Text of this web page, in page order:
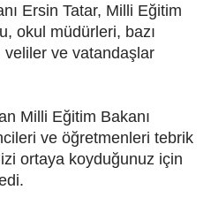
Ersin Tatar, Milli Eğitim
okul müdürleri, bazı
veliler ve vatandaşlar
Milli Eğitim Bakanı
ve öğretmenleri tebrik
ortaya koyduğunuz için